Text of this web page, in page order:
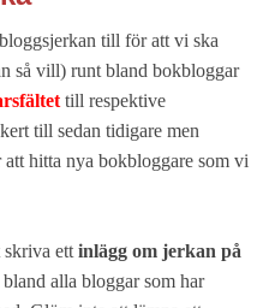
till för att vi ska
så vill) runt bland bokbloggar
till respektive
till sedan tidigare men
hitta nya bokbloggare som vi
skriva ett inlägg om jerkan på
alla bloggar som har